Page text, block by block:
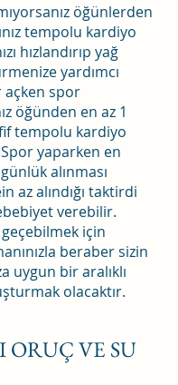
öğünlerden
tempolu kardiyo
hızlandırıp yağ
yardımcı
açken spor
öğünden en az 1
tempolu kardiyo
yaparken en
alınması
az alındığı taktirdi
verebilir.
için
beraber sizin
uygun bir aralıklı
olacaktır.
VE SU